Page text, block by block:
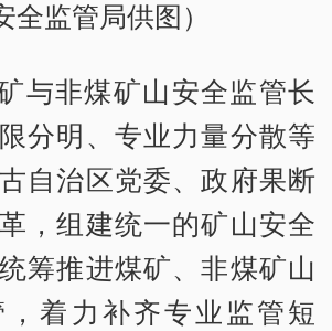
全监管局供图）
与非煤矿山安全监管长
分明、专业力量分散等
自治区党委、政府果断
，组建统一的矿山安全
筹推进煤矿、非煤矿山
着力补齐专业监管短